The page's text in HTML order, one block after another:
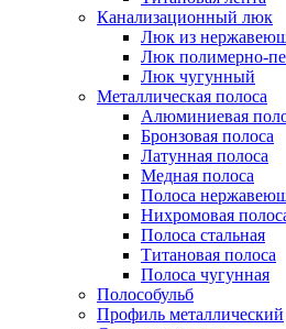
Канализационный люк
Люк из
Люк полимерно-
Люк чугунный
Металлическая полоса
Алюминиевая
Бронзовая полоса
Латунная полоса
Медная полоса
Полоса
Нихромовая
Полоса стальная
Титановая полоса
Полоса чугунная
Полособульб
Профиль металлический